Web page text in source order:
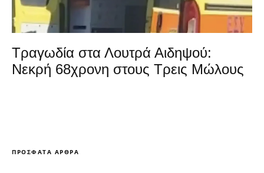
Τραγωδία στα Λουτρά Αιδηψού:
Νεκρή 68χρονη στους Τρεις Μώλους
ΠΡΌΣΦΑΤΑ ΆΡΘΡΑ